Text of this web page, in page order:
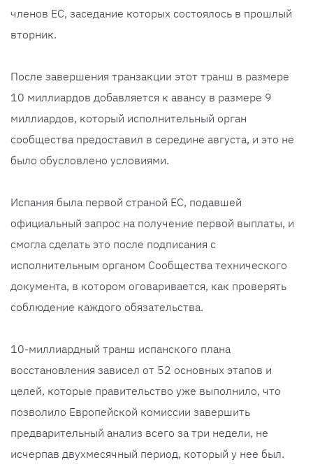
членов ЕС, заседание которых состоялось в прошлый
вторник.
После завершения транзакции этот транш в размере
10 миллиардов добавляется к авансу в размере 9
миллиардов, который исполнительный орган
сообщества предоставил в середине августа, и это не
было обусловлено условиями.
Испания была первой страной ЕС, подавшей
официальный запрос на получение первой выплаты, и
смогла сделать это после подписания с
исполнительным органом Сообщества технического
документа, в котором оговаривается, как проверять
соблюдение каждого обязательства.
10-миллиардный транш испанского плана
восстановления зависел от 52 основных этапов и
целей, которые правительство уже выполнило, что
позволило Европейской комиссии завершить
предварительный анализ всего за три недели, не
исчерпав двухмесячный период, который у нее был.